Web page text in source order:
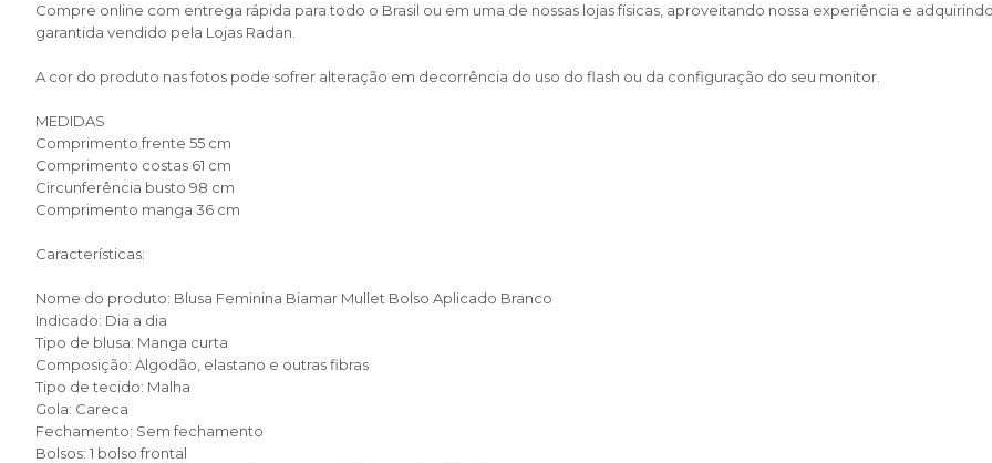
Compre online com entrega rápida para todo o Brasil ou em uma de nossas lojas físicas, aproveitando nossa experiência e
garantida vendido pela Lojas Radan.
A cor do produto nas fotos pode sofrer alteração em decorrência do uso do flash ou da configuração do seu monitor.
MEDIDAS
Comprimento frente 55 cm
Comprimento costas 61 cm
Circunferência busto 98 cm
Comprimento manga 36 cm
Características:
Nome do produto: Blusa Feminina Biamar Mullet Bolso Aplicado Branco
Indicado: Dia a dia
Tipo de blusa: Manga curta
Composição: Algodão, elastano e outras fibras
Tipo de tecido: Malha
Gola: Careca
Fechamento: Sem fechamento
Bolsos: 1 bolso frontal